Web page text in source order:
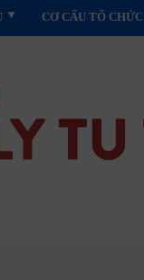
CƠ CẤU TỔ CHỨC